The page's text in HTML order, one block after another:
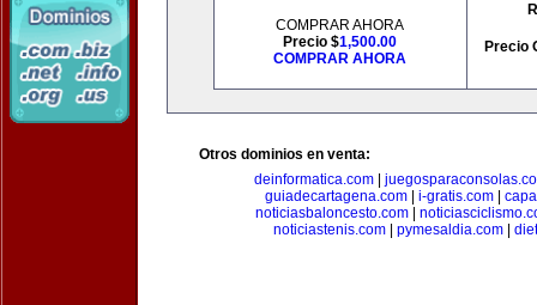
COMPRAR AHORA
Precio $1,500.00
COMPRAR AHORA
Precio
Otros dominios en venta:
deinformatica.com
guiadecartagena.com| i-gratis.com|
noticiasbaloncesto.com
noticiastenis.com
pymesaldia.com